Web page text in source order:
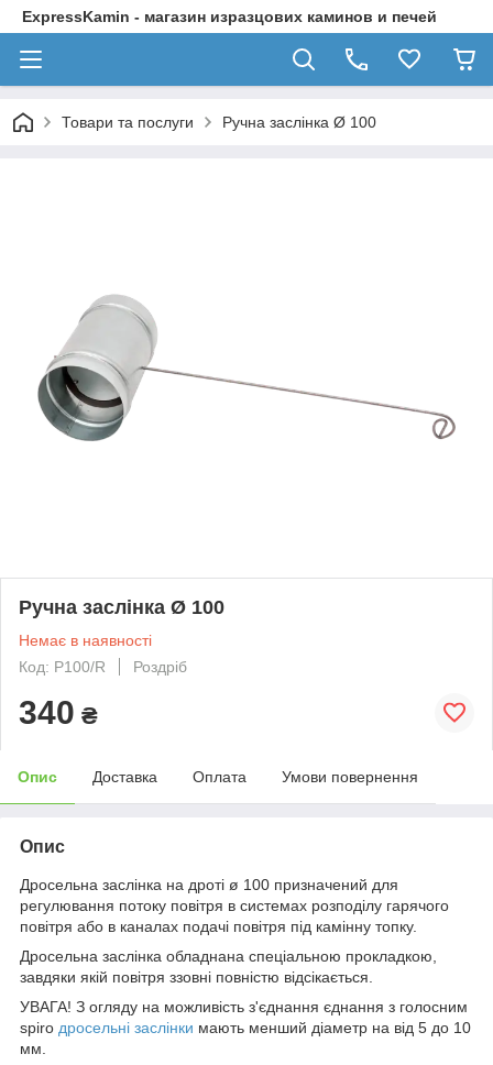
ExpressKamin - магазин изразцових каминов и печей
Товари та послуги Ручна заслінка Ø 100
Ручна заслінка Ø 100
Немає в наявності
Код: P100/R
Роздріб
340 ₴
Опис Доставка Оплата Умови повернення
Опис
Дросельна заслінка на дроті ø 100 призначений для
регулювання потоку повітря в системах розподілу гарячого
повітря або в каналах подачі повітря під камінну топку.
Дросельна заслінка обладнана спеціальною прокладкою,
завдяки якій повітря ззовні повністю відсікається.
УВАГА! З огляду на можливість з'єднання єднання з голосним
spiro дросельні заслінки мають менший діаметр на від 5 до 10
мм.